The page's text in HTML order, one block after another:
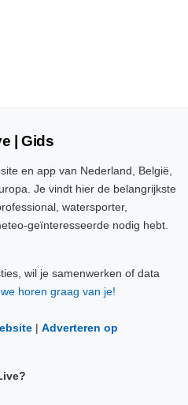
| Gids
en app van Nederland, België,
Je vindt hier de belangrijkste
watersporter,
geïnteresseerde nodig hebt.
wil je samenwerken of data
we horen graag van je!
| Adverteren op